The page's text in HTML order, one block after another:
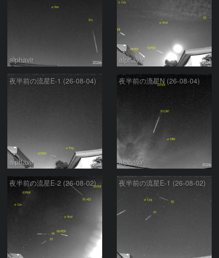
alphavir alphavir
夜半前の流星E-1 (26-08-04)
alphavir
夜半前の流星N (26-08-04)
alphavir
夜半前の流星E-2 (26-08-02) 夜半前の流星E-1 (26-08-02)